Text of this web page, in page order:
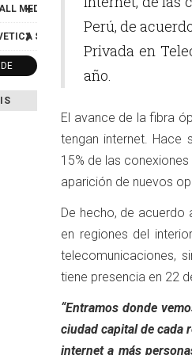
MEDIUM BIGGER
SEGOE TIMES
Perú, de
Privada en
año.
El avance de la fibra
tengan internet. Hace
15% de las
aparición de nuevos
De hecho, de
en regiones del
telecomunicaciones,
tiene presencia en 22
“Entramos donde
ciudad capital de cada
internet a más